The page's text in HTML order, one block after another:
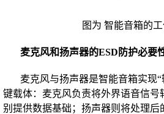
图为 智能音箱的
麦克风和扬声器的ESD防护必要
麦克风与扬声器是智能音箱实现
键载体：麦克风负责将外界语音信号
别提供数据基础；扬声器则将处理后